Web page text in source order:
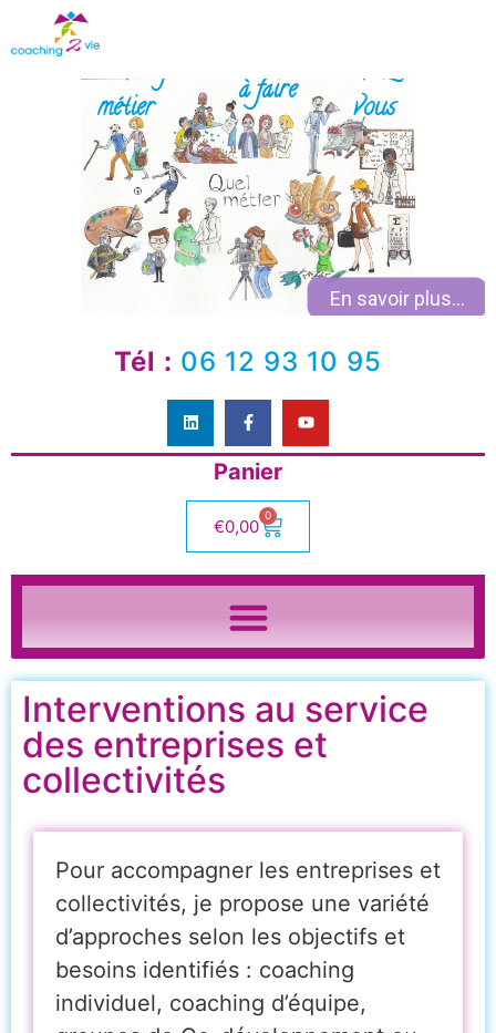
En savoir plus...
chez
vous
à faire
Coaching
métier
Tél : 06 12 93 10 95
Panier
€0,00
0
Interventions au service
des entreprises et
collectivités
Pour accompagner les entreprises et
collectivités, je propose une variété
d’approches selon les objectifs et
besoins identifiés : coaching
individuel, coaching d’équipe,